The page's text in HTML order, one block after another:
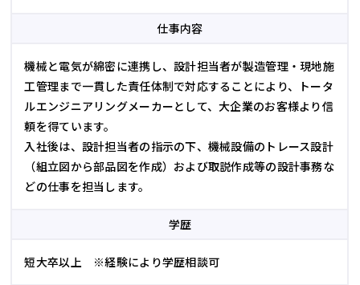
仕事内容
機械と電気が綿密に連携し、設計担当者が製造管理・現地施
工管理まで一貫した責任体制で対応することにより、トータ
ルエンジニアリングメーカーとして、大企業のお客様より信
頼を得ています。
入社後は、設計担当者の指示の下、機械設備のトレース設計
（組立図から部品図を作成）および取説作成等の設計事務な
どの仕事を担当します。
学歴
短大卒以上 ※経験により学歴相談可